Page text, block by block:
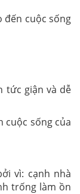
đến cuộc sống
tức giận và dễ
cuộc sống của
vì: cạnh nhà
trống làm ồn